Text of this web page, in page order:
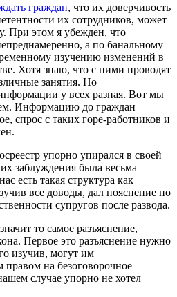
граждан, что их доверчивость
их сотрудников, может
При этом я убежден, что
а по банальному
изучению изменений в
Хотя знаю, что с ними проводят
занятия. Но
у всех разная. Вот мы
Информацию до граждан
спрос с таких горе-работников и
упорно упирался в своей
заблуждения была весьма
есть такая структура как
все доводы, дал пояснение по
супругов после развода.
то самое разъяснение,
Первое это разъяснение нужно
изучив, могут им
правом на безоговорочное
случае упорно не хотел